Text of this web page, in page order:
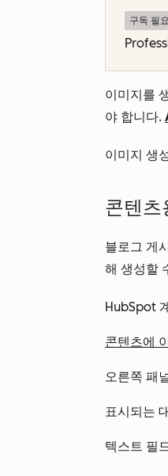
구독 필요
이미지를
야 합니다.
이미지 생
콘텐츠
블로그 게
해 생성할
HubSpot
콘텐츠에
오른쪽 패
표시되는
텍스트 필